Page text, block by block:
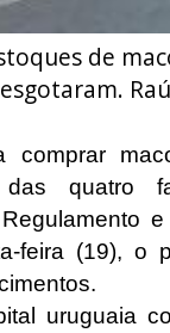
de
comprar
quatro
feira (19), o
uruguaia